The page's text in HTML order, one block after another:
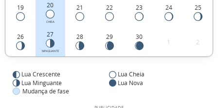
19 20
CHEIA
21 22 23 24 25
26 27
MINGUANTE
28 29 30
1 2
Lua Crescente
Lua Cheia
Lua Minguante
Lua Nova
Mudança de fase